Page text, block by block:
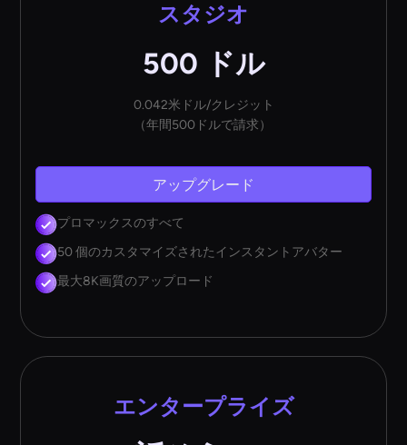
スタジオ
500 ドル
0.042米ドル/クレジット
（年間500ドルで請求）
アップグレード
プロマックスのすべて
50 個のカスタマイズされたインスタントアバター
最大8K画質のアップロード
エンタープライズ